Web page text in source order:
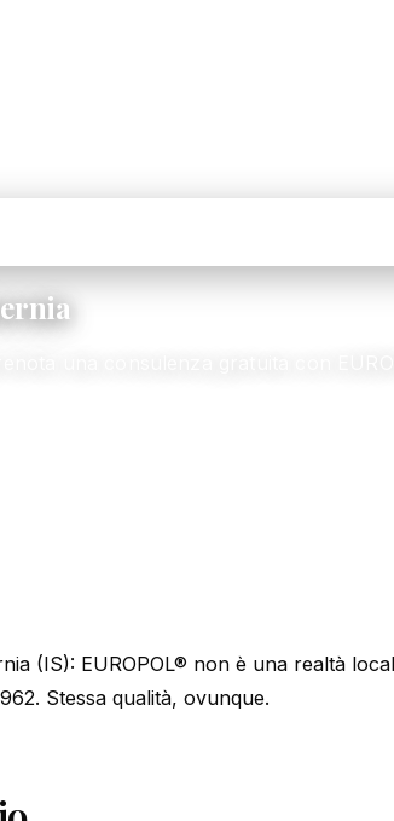
(IS): EUROPOL® non è una realtà
Stessa qualità, ovunque.